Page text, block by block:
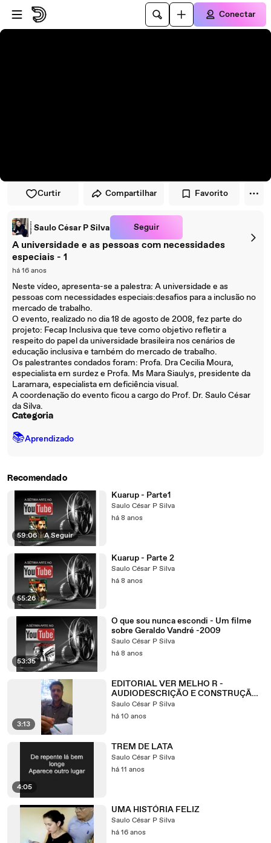
Pular para o player
Ir para o conteúdo principal
Conectar
Curtir Compartilhar Favorito
Saulo César P Silva Seguir
A universidade e as pessoas com necessidades
especiais - 1
há 16 anos
Neste vídeo, apresenta-se a palestra: A universidade e as
pessoas com necessidades especiais:desafios para a inclusão no
mercado de trabalho.
O evento, realizado no dia 18 de agosto de 2008, fez parte do
projeto: Fecap Inclusiva que teve como objetivo refletir a
respeito do papel da universidade brasileira nos cenários de
educação inclusiva e também do mercado de trabalho.
Os palestrantes condados foram: Profa. Dra Cecilia Moura,
especialista em surdez e Profa. Ms Mara Siaulys, presidente da
Laramara, especialista em deficiência visual.
A coordenação do evento ficou a cargo do Prof. Dr. Saulo César
da Silva.
Categoria
📚Aprendizado
Recomendado
59:06 | A Seguir
Kuarup - Parte1
Saulo César P Silva
há 8 anos
55:26
Kuarup - Parte 2
Saulo César P Silva
há 8 anos
53:35
O que sou nunca escondi - Um filme
sobre Geraldo Vandré -2009
Saulo César P Silva
há 8 anos
3:13
EDITORIAL VER MELHO R -
AUDIODESCRIÇÃO E CONSTRUÇÃO
DE SENTIDO
Saulo César P Silva
há 10 anos
4:05
TREM DE LATA
Saulo César P Silva
há 11 anos
UMA HISTÓRIA FELIZ
Saulo César P Silva
há 16 anos